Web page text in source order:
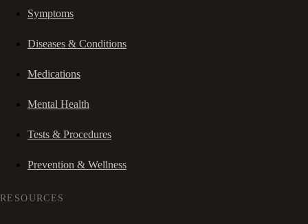
Symptoms
Diseases & Conditions
Medications
Mental Health
Tests & Procedures
Prevention & Wellness
RESOURCES